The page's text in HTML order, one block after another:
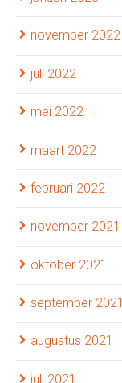
november 2022
juli 2022
mei 2022
maart 2022
februari 2022
november 2021
oktober 2021
september 2021
augustus 2021
juli 2021